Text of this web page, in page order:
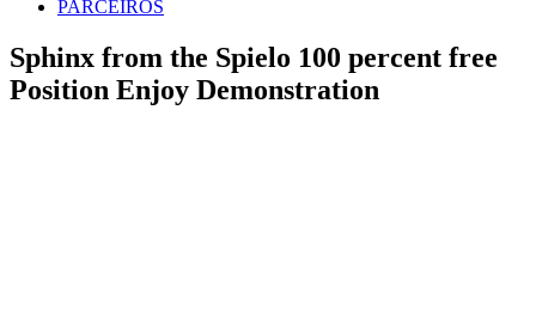
PARCEIROS
Sphinx from the Spielo 100 percent free
Position Enjoy Demonstration